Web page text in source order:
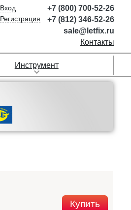
Вход
Регистрация
+7 (800) 700-52-26
+7 (812) 346-52-26
sale@letfix.ru
Контакты
Инструмент
Купить